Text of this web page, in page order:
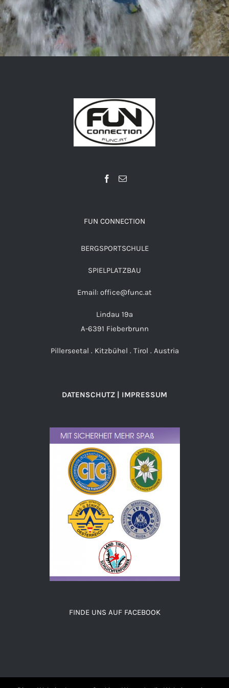
FUN CONNECTION
BERGSPORTSCHULE
SPIELPLATZBAU
Email: office@func.at
Lindau 19a
A-6391 Fieberbrunn
Pillerseetal . Kitzbühel . Tirol . Austria
DATENSCHUTZ | IMPRESSUM
FINDE UNS AUF FACEBOOK